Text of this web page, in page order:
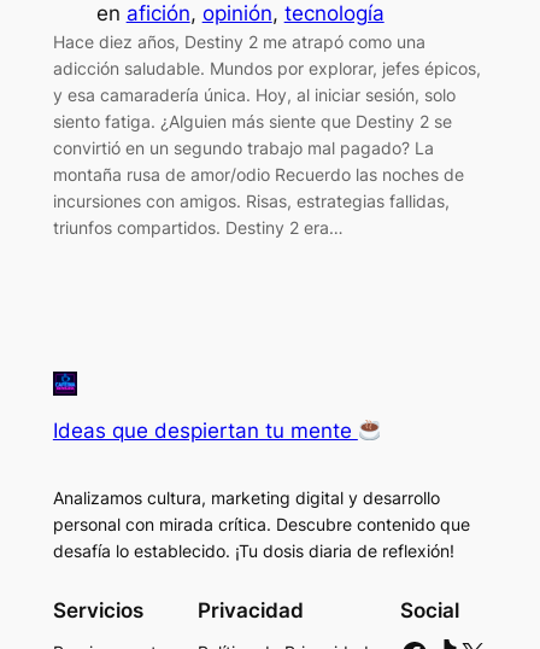
en afición, opinión, tecnología
Hace diez años, Destiny 2 me atrapó como una
adicción saludable. Mundos por explorar, jefes épicos,
y esa camaradería única. Hoy, al iniciar sesión, solo
siento fatiga. ¿Alguien más siente que Destiny 2 se
convirtió en un segundo trabajo mal pagado? La
montaña rusa de amor/odio Recuerdo las noches de
incursiones con amigos. Risas, estrategias fallidas,
triunfos compartidos. Destiny 2 era…
Ideas que despiertan tu mente
Analizamos cultura, marketing digital y desarrollo
personal con mirada crítica. Descubre contenido que
desafía lo establecido. ¡Tu dosis diaria de reflexión!
Servicios Privacidad Social